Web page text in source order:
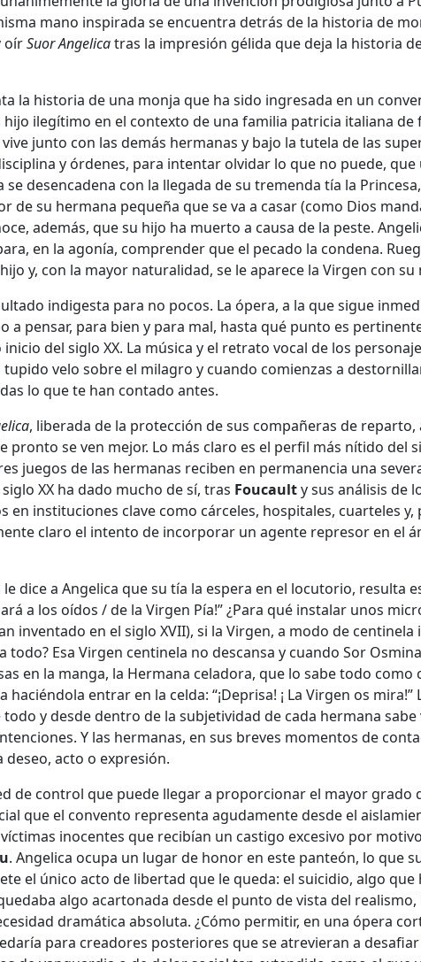
mano inspirada se encuentra detrás de la historia de
oírSuor Angelicatras la impresión gélida que deja la historia
la historia de una monja que ha sido ingresada en un
ilegítimo en el contexto de una familia patricia italiana de
junto con las demás hermanas y bajo la tutela de las
y órdenes, para intentar olvidar lo que no puede, que
se desencadena con la llegada de su tremenda tía la
de su hermana pequeña que se va a casar (como Dios
además, que su hijo ha muerto a causa de la peste.
en la agonía, comprender que el pecado la condena.
y, con la mayor naturalidad, se le aparece la Virgen con su
indigesta para no pocos. La ópera, a la que sigue
a pensar, para bien y para mal, hasta qué punto es
del siglo XX. La música y el retrato vocal de los
tupido velo sobre el milagro y cuando comienzas a
lo que te han contado antes.
, liberada de la protección de sus compañeras de
pronto se ven mejor. Lo más claro es el perfil más nítido del
juegos de las hermanas reciben en permanencia una
XX ha dado mucho de sí, tras Foucaulty sus análisis de
en instituciones clave como cárceles, hospitales, cuarteles
claro el intento de incorporar un agente represor en el
le dice a Angelica que su tía la espera en el locutorio, resulta
a los oídos / de la Virgen Pía!” ¿Para qué instalar unos
inventado en el siglo XVII), si la Virgen, a modo de
todo? Esa Virgen centinela no descansa y cuando Sor
en la manga, la Hermana celadora, que lo sabe todo
haciéndola entrar en la celda: “¡Deprisa! ¡ La Virgen os mira!”
todo y desde dentro de la subjetividad de cada hermana
Y las hermanas, en sus breves momentos de
acto o expresión.
de control que puede llegar a proporcionar el mayor grado
que el convento representa agudamente desde el
inocentes que recibían un castigo excesivo por
. Angelica ocupa un lugar de honor en este panteón, lo que
el único acto de libertad que le queda: el suicidio, algo
algo acartonada desde el punto de vista del
dramática absoluta. ¿Cómo permitir, en una ópera
para creadores posteriores que se atrevieran a